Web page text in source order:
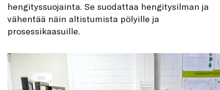
hengityssuojainta. Se suodattaa hengitysilman ja
vähentää näin altistumista pölyille ja
prosessikaasuille.